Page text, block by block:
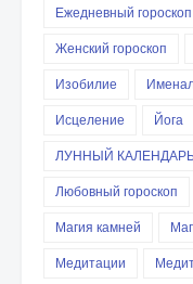
Ежедневный гороскоп
Женский гороскоп
Изобилие
Исцеление
Йога
ЛУННЫЙ
Любовный гороскоп
Магия камней
Медитации